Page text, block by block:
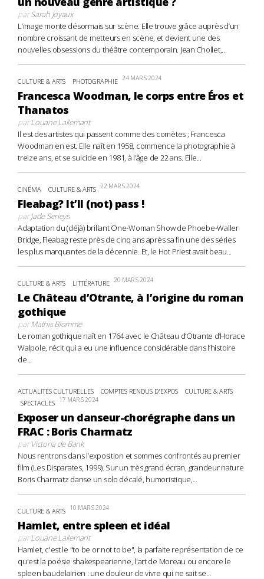
parSarah Joyaux
L’image monte désormais sur scène. Elle trouve grâce auprès d’un
nombre croissant de metteurs en scène, et devient une des
nouvelles obsessions du théâtre contemporain. Jean Chollet,...
CULTURE & ARTS PHOTOGRAPHIE 24 MARS 2024
Francesca Woodman, le corps entre Éros et
Thanatos
parLouane Lallemant
Il est des artistes qui passent comme des comètes ; Francesca
Woodman en est. Elle naît en 1958, commence la photographie à
treize ans, et se suicide en 1981, à l’âge de 22 ans. Elle...
CINÉMA CULTURE & ARTS 22 MARS 2024
Fleabag? It’ll (not) pass !
parJade Serieys
Adaptation du (déjà) brillant One-Woman Show de Phoebe-Waller
Bridge, Fleabag reste près de cinq ans après sa fin une des séries
les plus marquantes de la décennie. Et, le Hot Priest avait beau...
CULTURE & ARTS LITTÉRATURE 20 MARS 2024
Le Château d’Otrante, à l’origine du roman
gothique
parMathis Blomme
Le roman gothique naît en 1764 avec le Château d’Otrante d’Horace
Walpole, récit qui a eu une influence considérable dans l’histoire
de...
ACTUALITÉS CULTURELLES COMPTES RENDUS D'EXPOS
CULTURE & ARTS
SPECTACLES 17 MARS 2024
Exposer un danseur-chorégraphe dans un
FRAC : Boris Charmatz
parVictoria de Bank
Nous rentrons dans l’exposition et sommes confrontés au premier
film (Les Disparates, 1999). Sur un très grand écran, grandeur nature
Boris Charmatz danse un solo décalé, humoristique,...
CULTURE & ARTS 10 MARS 2024
Hamlet, entre spleen et idéal
parLouane Lallemant
Hamlet, c'est le "to be or not to be", la parfaite représentation de ce
qu'est la poésie shakespearienne, l'art de Moreau ou encore le
spleen baudelairien : une douleur de vivre qui ne sait se...